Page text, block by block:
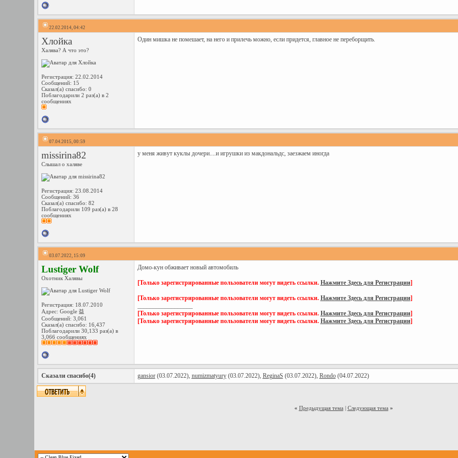
22.02.2014, 04:42
Хлойка
Халява? А что это?
Регистрация: 22.02.2014
Сообщений: 15
Сказал(а) спасибо: 0
Поблагодарили 2 раз(а) в 2
сообщениях
Один мишка не помешает, на него и прилечь можно, если придется, главное не переборщить.
07.04.2015, 00:59
missirina82
Слышал о халяве
Регистрация: 23.08.2014
Сообщений: 36
Сказал(а) спасибо: 82
Поблагодарили 109 раз(а) в 28
сообщениях
у меня живут куклы дочери....и игрушки из макдональдс, заезжаем иногда
03.07.2022, 15:09
Lustiger Wolf
Охотник Халявы
Регистрация: 18.07.2010
Адрес: Google 益
Сообщений: 3,061
Сказал(а) спасибо: 16,437
Поблагодарили 30,133 раз(а) в
3,066 сообщениях
Домо-кун обживает новый автомобиль
[Только зарегистрированные пользователи могут видеть ссылки. Нажмите Здесь для Регистрации]
[Только зарегистрированные пользователи могут видеть ссылки. Нажмите Здесь для Регистрации]
[Только зарегистрированные пользователи могут видеть ссылки. Нажмите Здесь для Регистрации]
[Только зарегистрированные пользователи могут видеть ссылки. Нажмите Здесь для Регистрации]
Сказали спасибо(4) gansior(03.07.2022), numizmatyury(03.07.2022), ReginaS (03.07.2022), Rondo(04.07.2022)
« Предыдущая тема | Следующая тема »